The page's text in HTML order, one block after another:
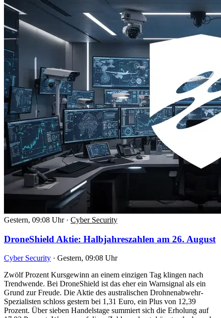
Gestern, 09:08 Uhr · Cyber Security
DroneShield Aktie: Halbjahreszahlen am 26. August
Cyber Security · Gestern, 09:08 Uhr
Zwölf Prozent Kursgewinn an einem einzigen Tag klingen nach
Trendwende. Bei DroneShield ist das eher ein Warnsignal als ein
Grund zur Freude. Die Aktie des australischen Drohnenabwehr-
Spezialisten schloss gestern bei 1,31 Euro, ein Plus von 12,39
Prozent. Über sieben Handelstage summiert sich die Erholung auf